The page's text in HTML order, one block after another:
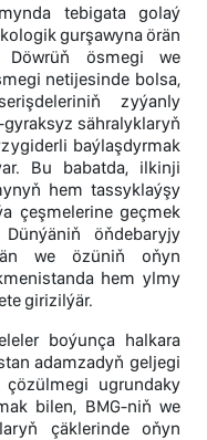
tebigata golaý
gurşawyna örän
Döwrüň ösmegi we
netijesinde bolsa,
zyýanly
sähralyklaryň
baýlaşdyrmak
Bu babatda, ilkinji
hem tassyklaýşy
çeşmelerine geçmek
öňdebaryjy
we özüniň oňyn
hem ylmy
girizilýär.
boýunça halkara
adamzadyň geljegi
ugrundaky
bilen, BMG-niň we
çäklerinde oňyn